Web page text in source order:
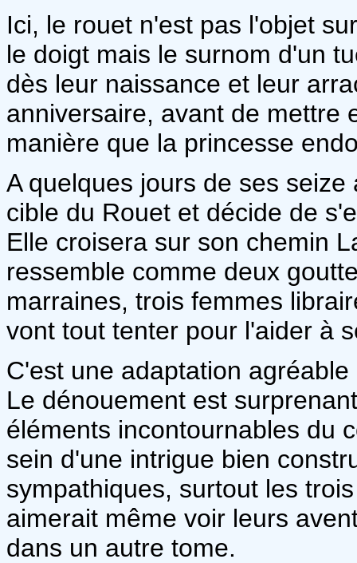
Ici, le rouet n'est pas l'objet
le doigt mais le surnom d'un
dès leur naissance et leur
anniversaire, avant de mettre
manière que la princesse
A quelques jours de ses
cible du Rouet et décide de
Elle croisera sur son chemin
ressemble comme deux
marraines, trois femmes
vont tout tenter pour l'aider à
C'est une adaptation
Le dénouement est
éléments incontournables du
sein d'une intrigue bien
sympathiques, surtout les
aimerait même voir leurs
dans un autre tome.